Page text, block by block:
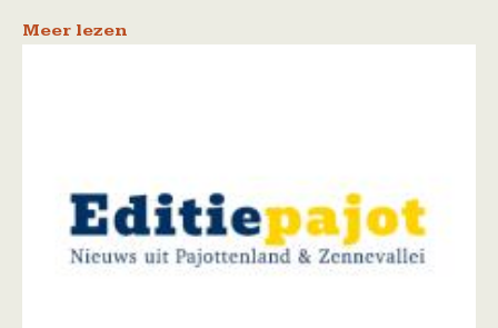
Meer lezen